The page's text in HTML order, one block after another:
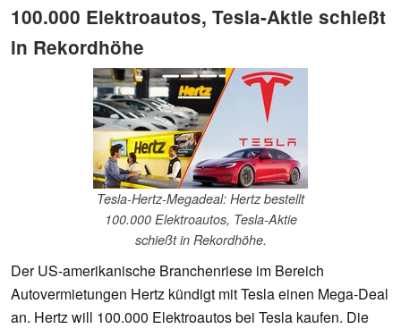
100.000 Elektroautos, Tesla-Aktie schießt
in Rekordhöhe
Tesla-Hertz-Megadeal: Hertz bestellt
100.000 Elektroautos, Tesla-Aktie
schießt in Rekordhöhe.
Der US-amerikanische Branchenriese im Bereich
Autovermietungen Hertz kündigt mit Tesla einen Mega-Deal
an. Hertz will 100.000 Elektroautos bei Tesla kaufen. Die